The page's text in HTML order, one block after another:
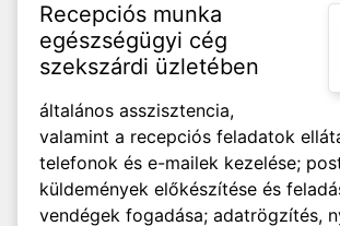
Recepciós munka
egészségügyi cég
szekszárdi üzletében
általános asszisztencia,
valamint a recepciós feladatok
telefonok és e-mailek kezelése;
küldemények előkészítése és
vendégek fogadása; adatrögzítés,